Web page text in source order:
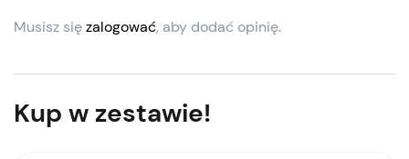
Musisz sięzalogować, aby dodać opinię.
Kup w zestawie!